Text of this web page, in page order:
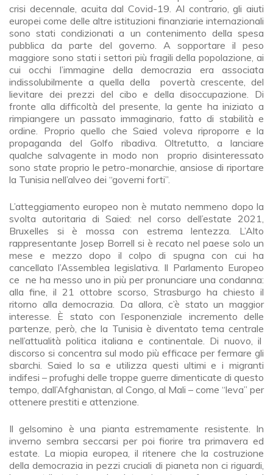
crisi decennale, acuita dal Covid-19. Al contrario, gli aiuti
europei come delle altre istituzioni finanziarie internazionali
sono stati condizionati a un contenimento della spesa
pubblica da parte del governo. A sopportare il peso
maggiore sono stati i settori più fragili della popolazione, ai
cui occhi l’immagine della democrazia era associata
indissolubilmente a quella della povertà crescente, del
lievitare dei prezzi del cibo e della disoccupazione. Di
fronte alla difficoltà del presente, la gente ha iniziato a
rimpiangere un passato immaginario, fatto di stabilità e
ordine. Proprio quello che Saied voleva riproporre e la
propaganda del Golfo ribadiva. Oltretutto, a lanciare
qualche salvagente in modo non proprio disinteressato
sono state proprio le petro-monarchie, ansiose di riportare
la Tunisia nell’alveo dei “governi forti”.
L’atteggiamento europeo non è mutato nemmeno dopo la
svolta autoritaria di Saied: nel corso dell’estate 2021,
Bruxelles si è mossa con estrema lentezza. L’Alto
rappresentante Josep Borrell si è recato nel paese solo un
mese e mezzo dopo il colpo di spugna con cui ha
cancellato l’Assemblea legislativa. Il Parlamento Europeo
ce ne ha messo uno in più per pronunciare una condanna:
alla fine, il 21 ottobre scorso, Strasburgo ha chiesto il
ritorno alla democrazia. Da allora, c’è stato un maggior
interesse. È stato con l’esponenziale incremento delle
partenze, però, che la Tunisia è diventato tema centrale
nell’attualità politica italiana e continentale. Di nuovo, il
discorso si concentra sul modo più efficace per fermare gli
sbarchi. Saied lo sa e utilizza questi ultimi e i migranti
indifesi – profughi delle troppe guerre dimenticate di questo
tempo, dall’Afghanistan, al Congo, al Mali – come “leva” per
ottenere prestiti e attenzione.
Il gelsomino è una pianta estremamente resistente. In
inverno sembra seccarsi per poi fiorire tra primavera ed
estate. La miopia europea, il ritenere che la costruzione
della democrazia in pezzi cruciali di pianeta non ci riguardi,